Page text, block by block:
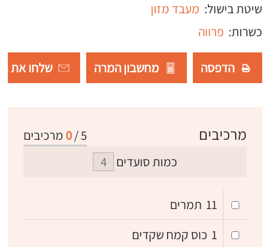
שיטת בישול: מעבד מזון
כשרות: פרווה
הדפסה מחשבון המרה שלחו את
5
/
0 מרכיבים מרכיבים
כמות סועדים
11 תמרים
1 כוס קמח שקדים